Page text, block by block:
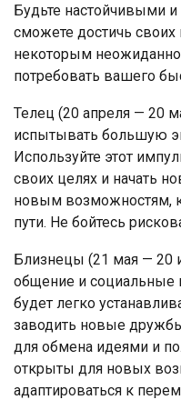
Будьте настойчивыми
сможете достичь
некоторым
потребовать вашего
Телец (20 апреля — 20
испытывать большую
Используйте этот
своих целях и начать
новым возможностям,
пути. Не бойтесь
Близнецы (21 мая — 20
общение и социальные
будет легко
заводить новые
для обмена идеями и
открыты для новых
адаптироваться к